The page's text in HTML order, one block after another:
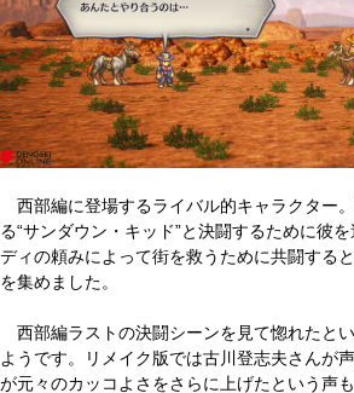
西部編に登場するライバル的キャラクター
る“サンダウン・キッド”と決闘するために彼
ディの頼みによって街を救うために共闘する
を集めました。
西部編ラストの決闘シーンを見て惚れたと
ようです。リメイク版では古川登志夫さんが
が元々のカッコよさをさらに上げたという声も